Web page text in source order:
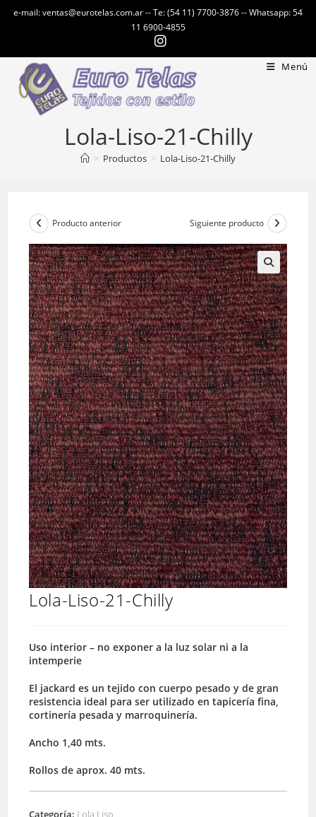
e-mail: ventas@eurotelas.com.ar -- Te: (54 11) 7700-3876 -- Whatsapp: 54
11 6900-4855
Menú
Lola-Liso-21-Chilly
> Productos > Lola-Liso-21-Chilly
Producto anterior Siguiente producto
Lola-Liso-21-Chilly
Uso interior – no exponer a la luz solar ni a la
intemperie
El jackard es un tejido con cuerpo pesado y de gran
resistencia ideal para ser utilizado en tapicería fina,
cortinería pesada y marroquinería.
Ancho 1,40 mts.
Rollos de aprox. 40 mts.